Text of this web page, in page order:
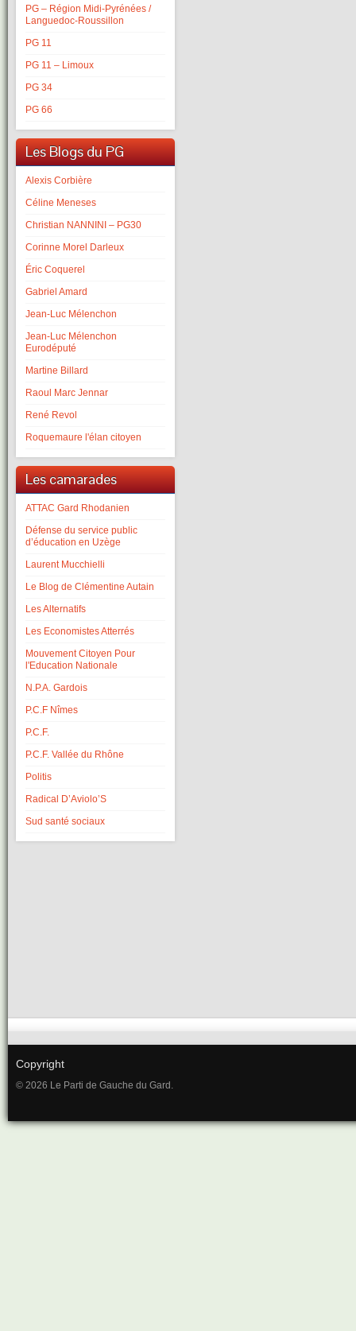
PG – Région Midi-Pyrénées /
Languedoc-Roussillon
PG 11
PG 11 – Limoux
PG 34
PG 66
Les Blogs du PG
Alexis Corbière
Céline Meneses
Christian NANNINI – PG30
Corinne Morel Darleux
Éric Coquerel
Gabriel Amard
Jean-Luc Mélenchon
Jean-Luc Mélenchon
Eurodéputé
Martine Billard
Raoul Marc Jennar
René Revol
Roquemaure l'élan citoyen
Les camarades
ATTAC Gard Rhodanien
Défense du service public
d’éducation en Uzège
Laurent Mucchielli
Le Blog de Clémentine Autain
Les Alternatifs
Les Economistes Atterrés
Mouvement Citoyen Pour
l'Education Nationale
N.P.A. Gardois
P.C.F Nîmes
P.C.F.
P.C.F. Vallée du Rhône
Politis
Radical D’Aviolo’S
Sud santé sociaux
Copyright
© 2026 Le Parti de Gauche du Gard.